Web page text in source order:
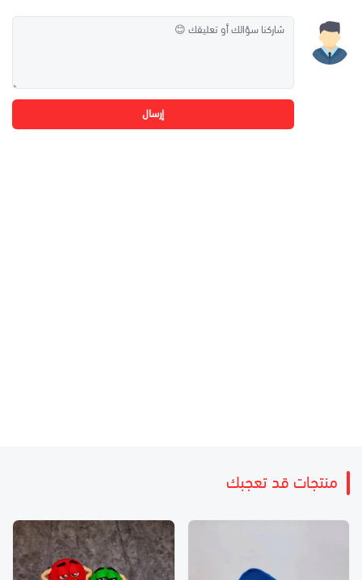
إرسال
منتجات قد تعجبك